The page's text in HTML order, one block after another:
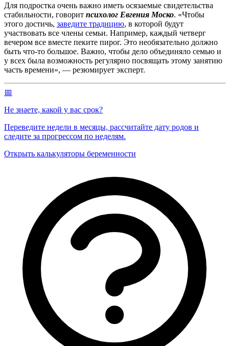
Для подростка очень важно иметь осязаемые свидетельства
стабильности, говорит психолог Евгения Моско. «Чтобы
этого достичь, заведите традицию, в которой будут
участвовать все члены семьи. Например, каждый четверг
вечером все вместе пеките пирог. Это необязательно должно
быть что-то большое. Важно, чтобы дело объединяло семью и
у всех была возможность регулярно посвящать этому занятию
часть времени», — резюмирует эксперт.
📅
Не знаете, какой у вас срок?
Переведите недели в месяцы, рассчитайте дату родов и
следите за прогрессом по неделям.
Открыть калькуляторы беременности